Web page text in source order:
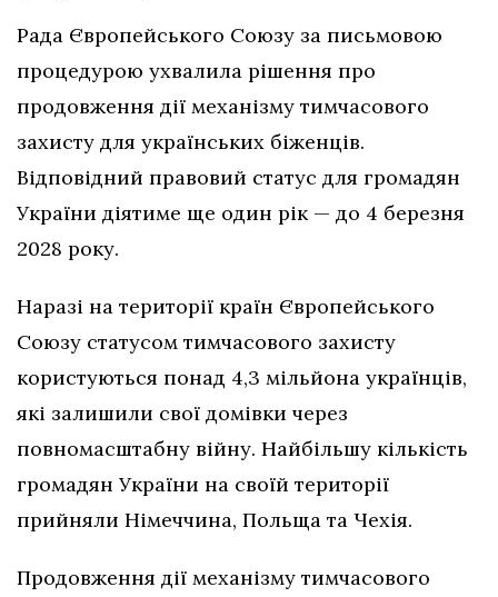
Рада Європейського Союзу за письмовою
процедурою ухвалила рішення про
продовження дії механізму тимчасового
захисту для українських біженців.
Відповідний правовий статус для громадян
України діятиме ще один рік — до 4 березня
2028 року.
Наразі на території країн Європейського
Союзу статусом тимчасового захисту
користуються понад 4,3 мільйона українців,
які залишили свої домівки через
повномасштабну війну. Найбільшу кількість
громадян України на своїй території
прийняли Німеччина, Польща та Чехія.
Продовження дії механізму тимчасового